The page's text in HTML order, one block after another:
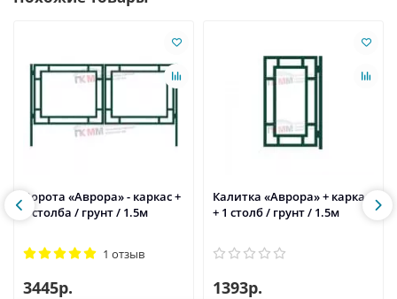
Ворота «Аврора» - каркас +
2 столба / грунт / 1.5м
1 отзыв
3445р.
Калитка «Аврора» + каркас
+ 1 столб / грунт / 1.5м
1393р.